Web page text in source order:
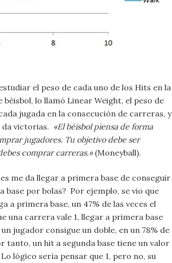
el peso de cada uno de los Hits en la
lo llamó Linear Weight, el peso de
jugada en la consecución de carreras, y
victorias. «El béisbol piensa de forma
jugadores. Tu objetivo debe ser
comprar carreras.»(Moneyball).
me da llegar a primera base de conseguir
base por bolas? Por ejemplo, se vio que
a primera base, un 47% de las veces el
una carrera vale 1, llegar a primera base
jugador consigue un doble, en un 78% de
tanto, un hit a segunda base tiene un valor
lógico sería pensar que 1, pero no, su